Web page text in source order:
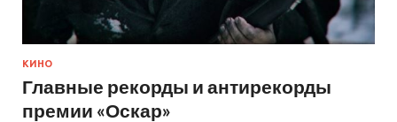
КИНО
Главные рекорды и антирекорды
премии «Оскар»